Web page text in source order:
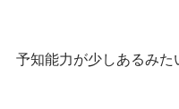
予知能力が少しあるみた